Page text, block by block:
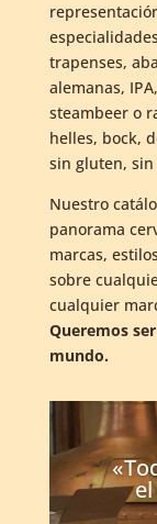
trapenses,
alemanas,
steambeer o
helles, bock,
sin gluten,
Nuestro
panorama
marcas,
sobre
cualquier
Queremos
mundo.